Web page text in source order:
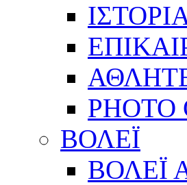
ΒΟΛΕΪ
ΒΟΛΕΪ